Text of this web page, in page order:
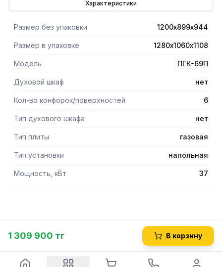
горелки "двойная корона" по 7,5 кВт.
Плита снабжена устройством "газ-контроль".
Имеет регулируемые по высоте ножки.
В комплекте поставляются дополнительные съемные
форсунки под "сжиженный газ".
Характеристики
Размер без упаковки 1200х899х944
Размер в упаковке 1280х1060х1108
Модель ПГК-69П
Духовой шкаф нет
Кол-во конфорок/поверхностей 6
Тип духового шкафа нет
Тип плиты газовая
Тип установки напольная
Мощность, кВт 37
1 309 900 тг В корзину